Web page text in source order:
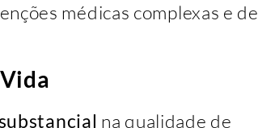
médicas complexas e de
na qualidade de